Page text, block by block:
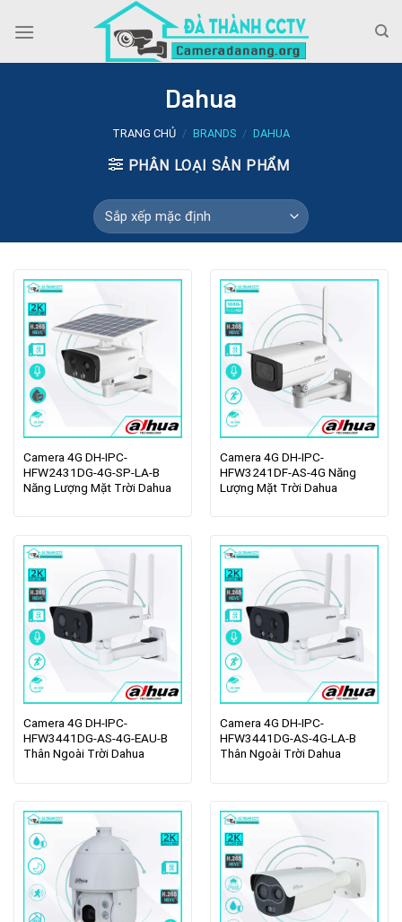
Dahua
TRANG CHỦ / BRANDS / DAHUA
PHÂN LOẠI SẢN PHẨM
Camera 4G DH-IPC-
HFW2431DG-4G-SP-LA-B
Năng Lượng Mặt Trời Dahua
Camera 4G DH-IPC-
HFW3241DF-AS-4G Năng
Lượng Mặt Trời Dahua
Camera 4G DH-IPC-
HFW3441DG-AS-4G-EAU-B
Thân Ngoài Trời Dahua
Camera 4G DH-IPC-
HFW3441DG-AS-4G-LA-B
Thân Ngoài Trời Dahua